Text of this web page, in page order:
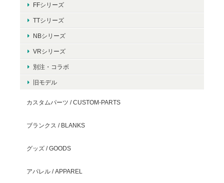
FFシリーズ
TTシリーズ
NBシリーズ
VRシリーズ
別注・コラボ
旧モデル
カスタムパーツ / CUSTOM-PARTS
ブランクス / BLANKS
グッズ / GOODS
アパレル / APPAREL